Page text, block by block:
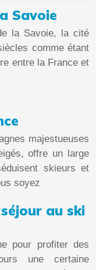
Savoie
la Savoie, la cité
comme étant
entre la France et
majestueuses
offre un large
skieurs et
soyez
au ski
pour profiter des
une certaine